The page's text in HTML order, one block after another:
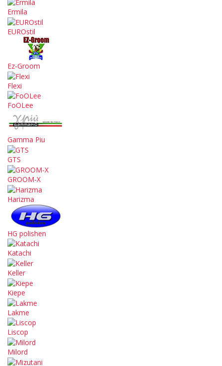
Ermila
EUROstil
Ez-Groom
Flexi
FoOLee
Gamma Piu
GTS
GROOM-X
Harizma
HG polishen
Katachi
Keller
Kiepe
Lakme
Liscop
Milord